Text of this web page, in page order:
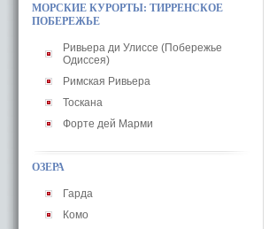
МОРСКИЕ КУРОРТЫ: ТИРРЕНСКОЕ
ПОБЕРЕЖЬЕ
Ривьера ди Улиссе (Побережье
Одиссея)
Римская Ривьера
Тоскана
Форте дей Марми
ОЗЕРА
Гарда
Комо